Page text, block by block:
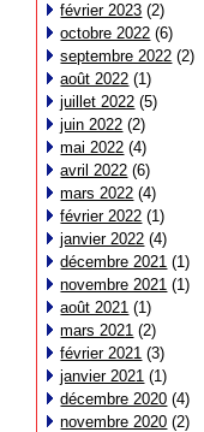
février 2023 (2)
octobre 2022 (6)
septembre 2022 (2)
août 2022 (1)
juillet 2022 (5)
juin 2022 (2)
mai 2022 (4)
avril 2022 (6)
mars 2022 (4)
février 2022 (1)
janvier 2022 (4)
décembre 2021 (1)
novembre 2021 (1)
août 2021 (1)
mars 2021 (2)
février 2021 (3)
janvier 2021 (1)
décembre 2020 (4)
novembre 2020 (2)